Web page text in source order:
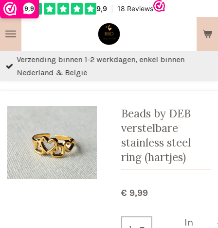
9,9
Ga
naar
de
hoofdinhoud
Verzending binnen 1-2 werkdagen, enkel binnen
Nederland & België
Beads by DEB
verstelbare
stainless steel
ring (hartjes)
€ 9,99
In